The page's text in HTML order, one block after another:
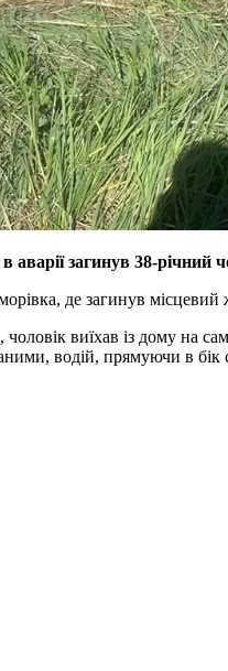
аварії загинув 38-річний
де загинув
чоловік виїхав із дому на
водій, прямуючи в бік